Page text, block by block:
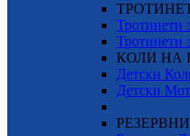
Тротинети
Тротинети
КОЛИ НА
Детски
Детски